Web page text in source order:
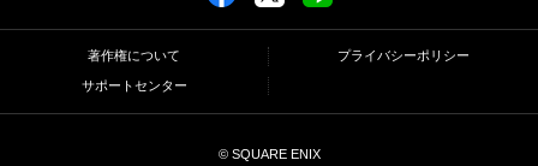
著作権について プライバシーポリシー
サポートセンター
© SQUARE ENIX